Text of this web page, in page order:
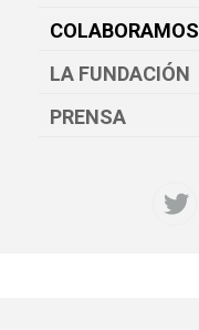
COLABORAMOS
LA FUNDACIÓN
PRENSA